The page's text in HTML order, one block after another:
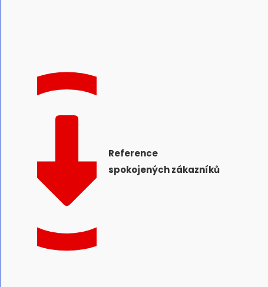
Reference
spokojených zákazníků